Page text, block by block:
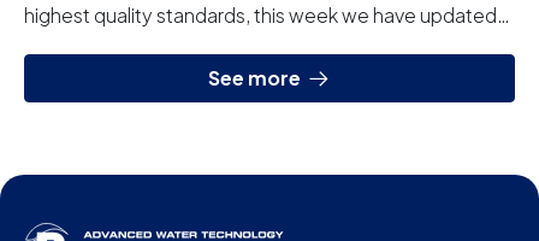
highest quality standards, this week we have updated
See more